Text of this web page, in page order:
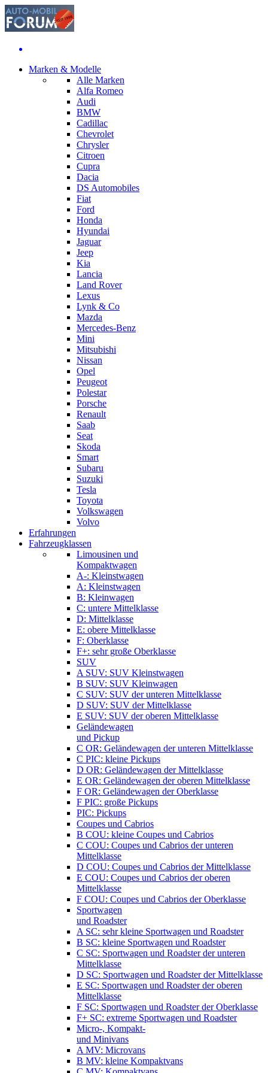
Marken & Modelle
Alle Marken
Alfa Romeo
Audi
BMW
Cadillac
Chevrolet
Chrysler
Citroen
Cupra
Dacia
DS Automobiles
Fiat
Ford
Honda
Hyundai
Jaguar
Jeep
Kia
Lancia
Land Rover
Lexus
Lynk & Co
Mazda
Mercedes-Benz
Mini
Mitsubishi
Nissan
Opel
Peugeot
Polestar
Porsche
Renault
Saab
Seat
Skoda
Smart
Subaru
Suzuki
Tesla
Toyota
Volkswagen
Volvo
Erfahrungen
Fahrzeugklassen
Limousinen und
Kompaktwagen
A-: Kleinstwagen
A: Kleinstwagen
B: Kleinwagen
C: untere Mittelklasse
D: Mittelklasse
E: obere Mittelklasse
F: Oberklasse
F+: sehr große Oberklasse
SUV
A SUV: SUV Kleinstwagen
B SUV: SUV Kleinwagen
C SUV: SUV der unteren Mittelklasse
D SUV: SUV der Mittelklasse
E SUV: SUV der oberen Mittelklasse
Geländewagen
und Pickup
C OR: Geländewagen der unteren Mittelklasse
C PIC: kleine Pickups
D OR: Geländewagen der Mittelklasse
E OR: Geländewagen der oberen Mittelklasse
F OR: Geländewagen der Oberklasse
F PIC: große Pickups
PIC: Pickups
Coupes und Cabrios
B COU: kleine Coupes und Cabrios
C COU: Coupes und Cabrios der unteren
Mittelklasse
D COU: Coupes und Cabrios der Mittelklasse
E COU: Coupes und Cabrios der oberen
Mittelklasse
F COU: Coupes und Cabrios der Oberklasse
Sportwagen
und Roadster
A SC: sehr kleine Sportwagen und Roadster
B SC: kleine Sportwagen und Roadster
C SC: Sportwagen und Roadster der unteren
Mittelklasse
D SC: Sportwagen und Roadster der Mittelklasse
E SC: Sportwagen und Roadster der oberen
Mittelklasse
F SC: Sportwagen und Roadster der Oberklasse
F+ SC: extreme Sportwagen und Roadster
Micro-, Kompakt-
und Minivans
A MV: Microvans
B MV: kleine Kompaktvans